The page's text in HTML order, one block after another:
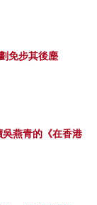
免步其後塵
燕青的《在香港